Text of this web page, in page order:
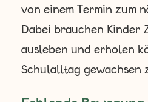
von einem Termin zum
Dabei brauchen Kinder
ausleben und erholen
Schulalltag gewachsen